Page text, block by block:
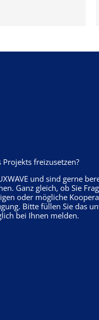
freizusetzen?
und sind gerne
Ganz gleich, ob Sie
oder mögliche
Bitte füllen Sie das
bei Ihnen melden.